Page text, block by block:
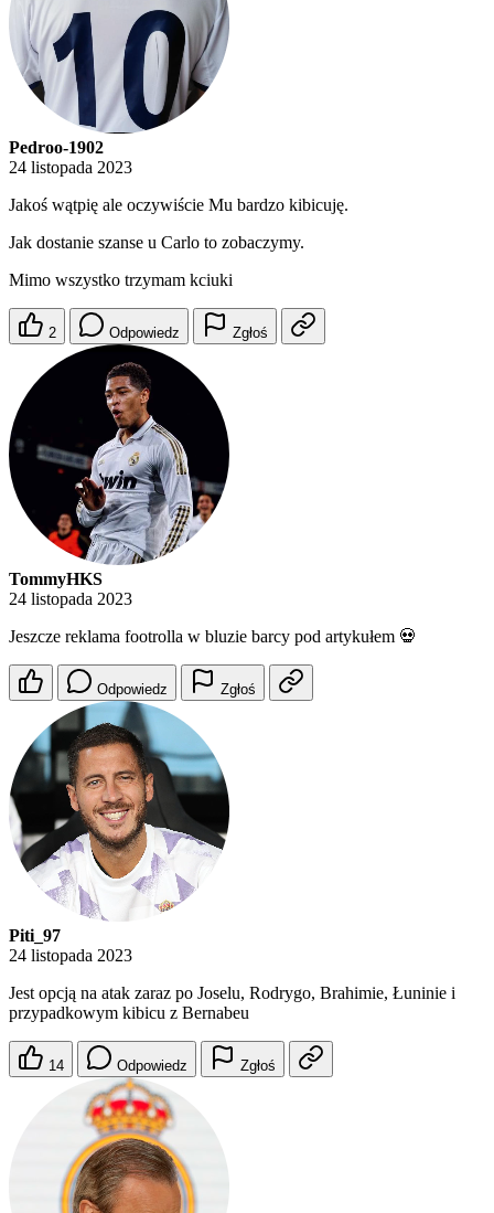
Pedroo-1902
24 listopada 2023
Jakoś wątpię ale oczywiście Mu bardzo kibicuję.
Jak dostanie szanse u Carlo to zobaczymy.
Mimo wszystko trzymam kciuki
2 Odpowiedz Zgłoś
TommyHKS
24 listopada 2023
Jeszcze reklama footrolla w bluzie barcy pod artykułem 💀
Odpowiedz Zgłoś
Piti_97
24 listopada 2023
Jest opcją na atak zaraz po Joselu, Rodrygo, Brahimie, Łuninie i
przypadkowym kibicu z Bernabeu
14 Odpowiedz Zgłoś